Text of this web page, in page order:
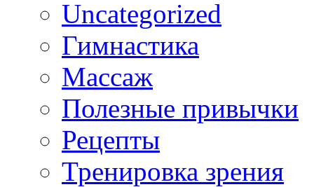
Uncategorized
Гимнастика
Массаж
Полезные привычки
Рецепты
Тренировка зрения